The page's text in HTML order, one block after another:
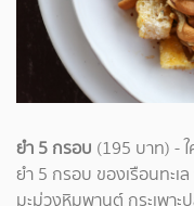
ยำ 5 กรอบ (195 บาท) -
ยำ 5 กรอบ ของเรือนทะ
มะม่วงหิมพานต์ กระเพาะ